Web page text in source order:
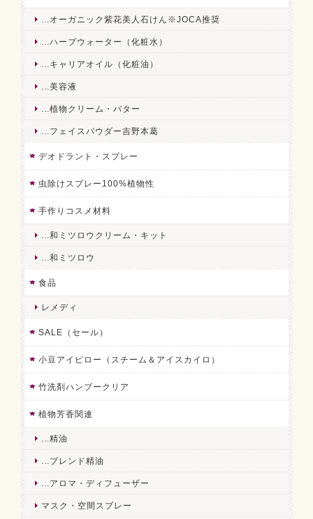
...オーガニック紫花美人石けん※JOCA推奨
...ハーブウォーター（化粧水）
...キャリアオイル（化粧油）
...美容液
...植物クリーム・バター
...フェイスパウダー吉野本葛
デオドラント・スプレー
虫除けスプレー100%植物性
手作りコスメ材料
...和ミツロウクリーム・キット
...和ミツロウ
食品
レメディ
SALE（セール）
小豆アイピロー（スチーム＆アイスカイロ）
竹洗剤ハンブークリア
植物芳香関連
...精油
...ブレンド精油
...アロマ・ディフューザー
マスク・空間スプレー